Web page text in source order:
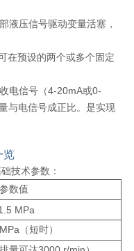
液压信号驱动变量活塞，
在预设的两个或多个固定
电信号（4-20mA或0-
与电信号成正比。是实现
览
技术参数：
参数值
MPa
（短时）